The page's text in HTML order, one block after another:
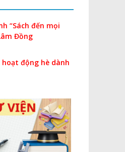
“Sách đến mọi
Đồng
động hè dành